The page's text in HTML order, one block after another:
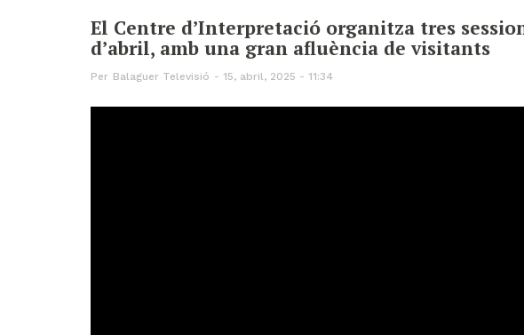
El Centre d’Interpretació organitza tres
d’abril, amb una gran afluència de visitants
Per Balaguer Televisió 15, abril, 2025 - 11:34